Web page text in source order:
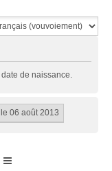
de naissance.